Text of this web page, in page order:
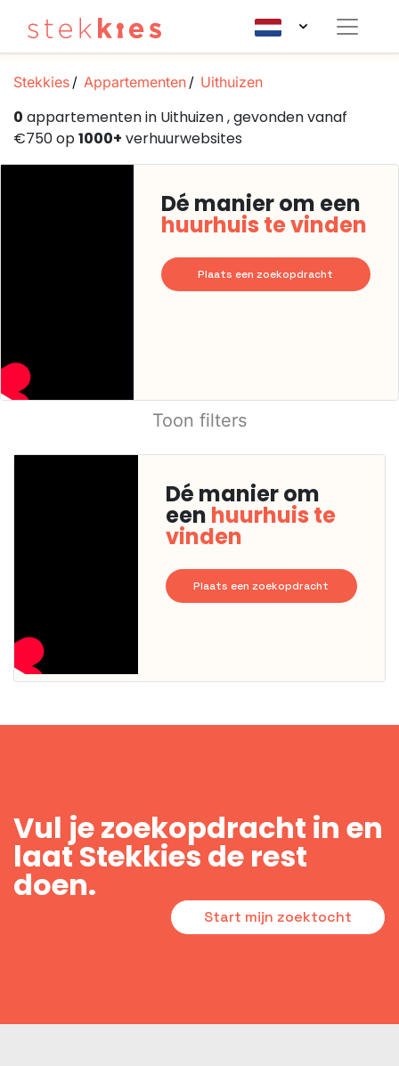
Stekkies Appartementen Uithuizen
0 appartementen in Uithuizen , gevonden vanaf
€750 op1000+ verhuurwebsites
Dé manier om een
huurhuis te vinden
Plaats een zoekopdracht
Toon filters
Dé manier om
een huurhuis te
vinden
Plaats een zoekopdracht
Vul je zoekopdracht in en
laat Stekkies de rest
doen.
Start mijn zoektocht